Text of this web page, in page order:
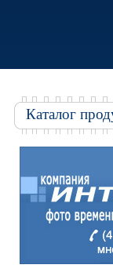
Каталог